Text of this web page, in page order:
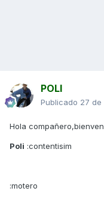
POLI
Publicado 27 de
Hola
Poli :contentisim
:motero